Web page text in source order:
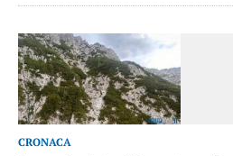
CRONACA